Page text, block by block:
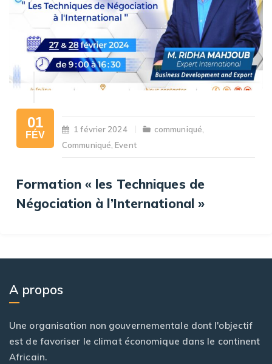
01
FÉV
1 février 2024 communiqué
Communiqué ,Event
Formation « les Techniques de
Négociation à l’International »
A propos
Une organisation non gouvernementale dont l'objectif
est de favoriser le climat économique dans le continent
Africain.